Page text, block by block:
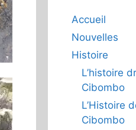
Accueil
Nouvelles
Histoire
L’histoire
Cibombo
L’Histoire
Cibombo